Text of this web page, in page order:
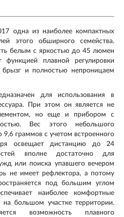
одна из наиболее компактных
этого обширного семейства.
белым с яркостью до 45 люмен
плавной регулировки
и полностью непроницаем
для использования в
При этом он является не
но еще и прибором с
Вес этого небольшого
9,6 граммов с учетом встроенного
освещает дистанцию до 24
вполне достаточно для
или поиска упавшего вечером
не имеет рефлектора, а потому
под большим углом
наиболее комфортные
на большом участке территории.
возможность плавного